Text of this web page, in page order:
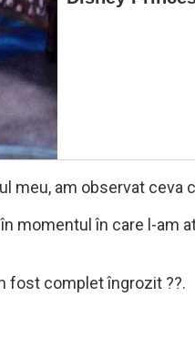
am observat
momentul în care l-
fost complet îngrozit ??.